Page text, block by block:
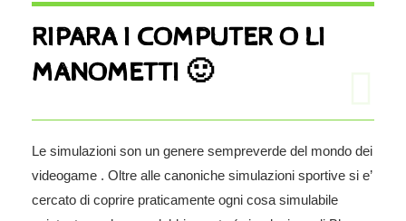
RIPARA I COMPUTER O LI
MANOMETTI 🙂
Le simulazioni son un genere sempreverde del mondo dei
videogame . Oltre alle canoniche simulazioni sportive si e’
cercato di coprire praticamente ogni cosa simulabile